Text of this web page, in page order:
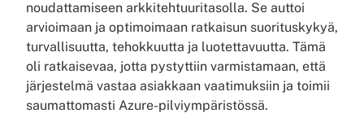
noudattamiseen arkkitehtuuritasolla. Se auttoi
arvioimaan ja optimoimaan ratkaisun suorituskykyä,
turvallisuutta, tehokkuutta ja luotettavuutta. Tämä
oli ratkaisevaa, jotta pystyttiin varmistamaan, että
järjestelmä vastaa asiakkaan vaatimuksiin ja toimii
saumattomasti Azure-pilviympäristössä.